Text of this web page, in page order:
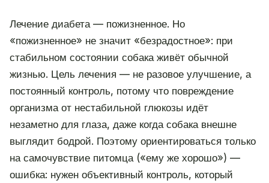
Лечение диабета — пожизненное. Но
«пожизненное» не значит «безрадостное»: при
стабильном состоянии собака живёт обычной
жизнью. Цель лечения — не разовое улучшение, а
постоянный контроль, потому что повреждение
организма от нестабильной глюкозы идёт
незаметно для глаза, даже когда собака внешне
выглядит бодрой. Поэтому ориентироваться только
на самочувствие питомца («ему же хорошо») —
ошибка: нужен объективный контроль, который